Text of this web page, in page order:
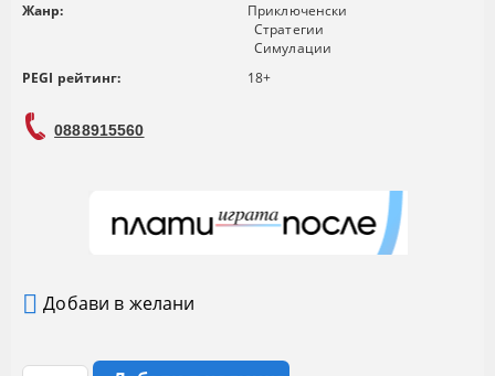
Жанр:
Приключенски
Стратегии
Симулации
PEGI рейтинг:
18+
0888915560
Добави в желани